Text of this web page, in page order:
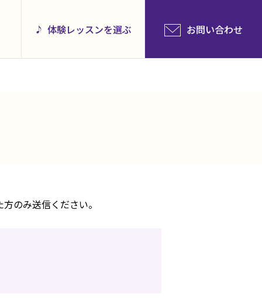
体験レッスンを選ぶ お問い合わせ
のみ送信ください。